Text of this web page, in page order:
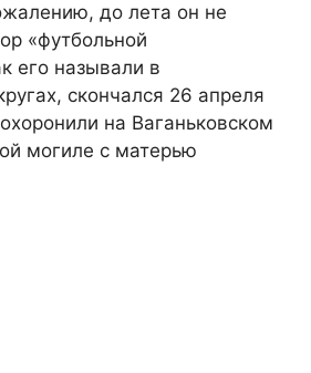
до лета он не
«футбольной
его называли в
скончался 26 апреля
на Ваганьковском
могиле с матерью